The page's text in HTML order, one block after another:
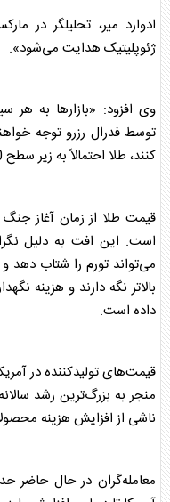
ادوارد میر، تحلیلگر در
ژئوپلیتیک هدایت می‌شود».
وی افزود: «بازارها به هر
توسط فدرال رزرو توجه
کنند، طلا احتمالاً به زیر سطح 4000 دلار می‌رسد».
است. این افت به دلیل
می‌تواند تورم را شتاب دهد
بالاتر نگه دارند و هزینه
داده است.
قیمت‌های تولیدکننده در
منجر به بزرگ‌ترین رشد
ناشی از افزایش هزینه